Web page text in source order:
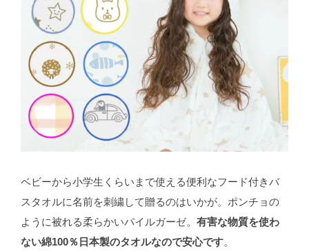
ベビーから小学生くらいまで使える便利なフード付きバ
スタオルに名前を刺繍して贈るのはいかが。ポンチョの
ように被れる柔らかいパイルガーゼ。 有害な物質を使わ
ない綿100％日本製のタオルなので安心です。